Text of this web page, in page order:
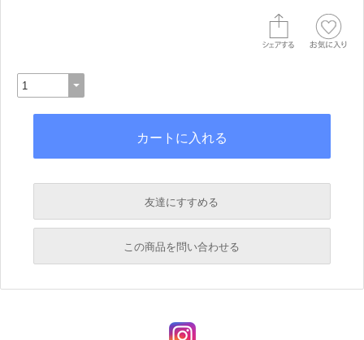
友達にすすめる
必須
この商品を問い合わせる